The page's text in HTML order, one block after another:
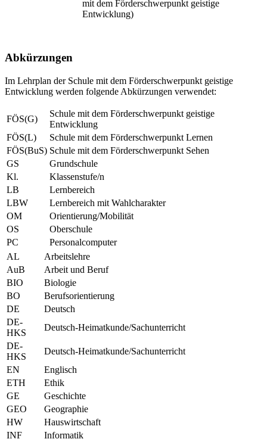
mit dem Förderschwerpunkt geistige
Entwicklung)
Abkürzungen
Im Lehrplan der Schule mit dem Förderschwerpunkt geistige
Entwicklung werden folgende Abkürzungen verwendet:
FÖS(G)
Schule mit dem Förderschwerpunkt geistige
Entwicklung
FÖS(L)
Schule mit dem Förderschwerpunkt Lernen
FÖS(BuS) Schule mit dem Förderschwerpunkt Sehen
GS
Grundschule
Kl.
Klassenstufe/n
LB
Lernbereich
LBW
Lernbereich mit Wahlcharakter
OM
Orientierung/Mobilität
OS
Oberschule
PC
Personalcomputer
AL
Arbeitslehre
AuB
Arbeit und Beruf
BIO
Biologie
BO
Berufsorientierung
DE
Deutsch
DE-
HKS
Deutsch-Heimatkunde/Sachunterricht
DE-
HKS
Deutsch-Heimatkunde/Sachunterricht
EN
Englisch
ETH
Ethik
GE
Geschichte
GEO
Geographie
HW
Hauswirtschaft
INF
Informatik